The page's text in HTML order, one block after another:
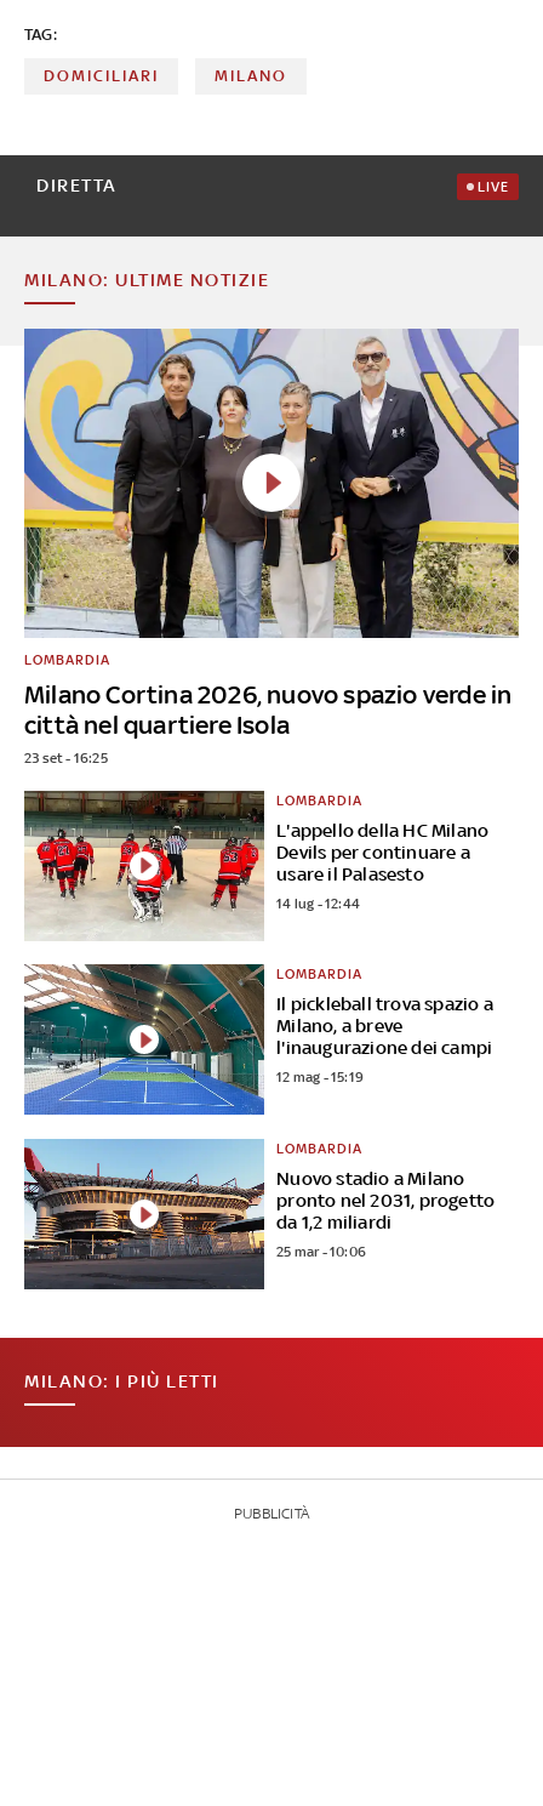
TAG:
DOMICILIARI MILANO
DIRETTA LIVE
MILANO: ULTIME NOTIZIE
Milano Cortina 2026, nuovo spazio verde in
città nel quartiere Isola
LOMBARDIA
23 set - 16:25
L'appello della HC Milano
Devils per continuare a
usare il Palasesto
LOMBARDIA
14 lug - 12:44
Il pickleball trova spazio a
Milano, a breve
l'inaugurazione dei campi
LOMBARDIA
12 mag - 15:19
Nuovo stadio a Milano
pronto nel 2031, progetto
da 1,2 miliardi
LOMBARDIA
25 mar - 10:06
MILANO: I PIÙ LETTI
PUBBLICITÀ